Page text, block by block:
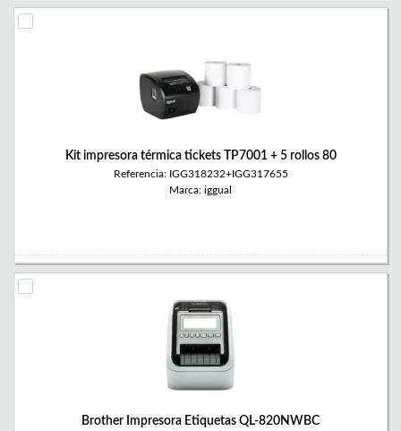
Kit impresora térmica tickets TP7001 + 5 rollos 80
Referencia: IGG318232+IGG317655
Marca: iggual
Brother Impresora Etiquetas QL-820NWBC